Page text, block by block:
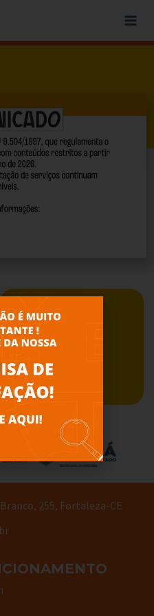
Serviços
255, Fortaleza-CE